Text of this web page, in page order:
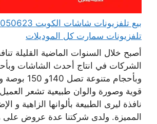
تلفزيونات سمارت كل الموديلات
أصبح خلال السنوات الماضية القليلة
الشركات في انتاج أحدث الشاشات
وبأحجام
قوية وصورة والوان طبيعية تشعر
نافذة ليرى الطبيعة بألوانها الزاهية و
المميزة. ولدى شركتنا عدة عروض